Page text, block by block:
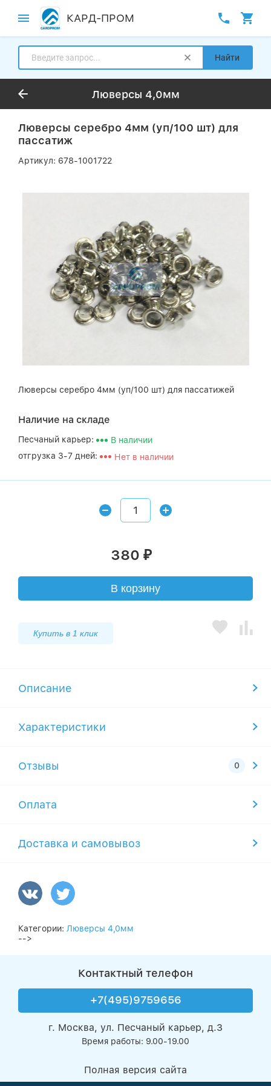
КАРД-ПРОМ
Найти
Люверсы 4,0мм
Люверсы серебро 4мм (уп/100 шт) для
пассатиж
Артикул: 678-1001722
Люверсы серебро 4мм (уп/100 шт) для пассатижей
Наличие на складе
Песчаный карьер:
В наличии
отгрузка 3-7 дней:
Нет в наличии
380 ₽
В корзину
Купить в 1 клик
Описание
Характеристики
Отзывы
Оплата
Доставка и самовывоз
Категории: Люверсы 4,0мм
-->
Контактный телефон
+7(495)9759656
г. Москва, ул. Песчаный карьер, д.3
Время работы: 9.00-19.00
Полная версия сайта